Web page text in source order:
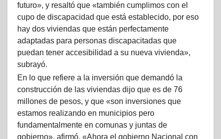
futuro», y resaltó que «también cumplimos con el
cupo de discapacidad que está establecido, por eso
hay dos viviendas que están perfectamente
adaptadas para personas discapacitadas que
puedan tener accesibilidad a su nueva vivienda»,
subrayó.
En lo que refiere a la inversión que demandó la
construcción de las viviendas dijo que es de 76
millones de pesos, y que «son inversiones que
estamos realizando en municipios pero
fundamentalmente en comunas y juntas de
gobierno», afirmó. «Ahora el gobierno Nacional con